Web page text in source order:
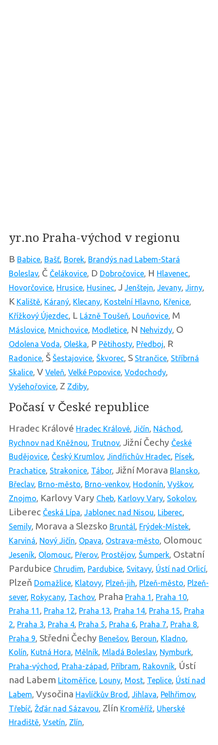
yr.no Praha-východ v regionu
B Babice, Bašť, Borek, Brandýs nad Labem-Stará
Boleslav, Č Čelákovice, D Dobročovice, H Hlavenec,
Hovorčovice, Hrusice, Husinec, J Jenštejn, Jevany, Jirny,
K Kaliště, Káraný, Klecany, Kostelní Hlavno, Křenice,
Křížkový Újezdec, L Lázně Toušeň, Louňovice, M
Máslovice, Mnichovice, Modletice, N Nehvizdy, O
Odolena Voda, Oleška, P Pětihosty, Předboj, R
Radonice, Š Šestajovice, Škvorec, S Strančice, Stříbrná
Skalice, V Veleň, Velké Popovice, Vodochody,
Vyšehořovice, Z Zdiby,
Počasí v České republice
Hradec Králové Hradec Králové, Jičín, Náchod ,
Rychnov nad Kněžnou, Trutnov, Jižní Čechy České
Budějovice, Český Krumlov, Jindřichův Hradec, Písek,
Prachatice, Strakonice, Tábor, Jižní Morava Blansko,
Břeclav, Brno-město, Brno-venkov, Hodonín, Vyškov,
Znojmo, Karlovy Vary Cheb, Karlovy Vary, Sokolov,
Liberec Česká Lípa, Jablonec nad Nisou, Liberec,
Semily, Morava a Slezsko Bruntál, Frýdek-Místek,
Karviná, Nový Jičín, Opava, Ostrava-město, Olomouc
Jeseník, Olomouc, Přerov, Prostějov, Šumperk, Ostatní
Pardubice Chrudim, Pardubice, Svitavy, Ústí nad Orlicí,
Plzeň Domažlice, Klatovy, Plzeň-jih, Plzeň-město, Plzeň-
sever, Rokycany, Tachov, Praha Praha 1 , Praha 10,
Praha 11 , Praha 12, Praha 13, Praha 14, Praha 15, Praha
2, Praha 3, Praha 4, Praha 5, Praha 6, Praha 7, Praha 8,
Praha 9, Středni Čechy Benešov, Beroun, Kladno,
Kolín, Kutná Hora, Mělník, Mladá Boleslav, Nymburk,
Praha-východ , Praha-západ , Příbram, Rakovník, Ústí
nad Labem Litoměřice, Louny, Most, Teplice, Ústí nad
Labem, Vysočina Havlíčkův Brod , Jihlava, Pelhřimov,
Třebíč, Žďár nad Sázavou, Zlín Kroměříž, Uherské
Hradiště, Vsetín, Zlín,